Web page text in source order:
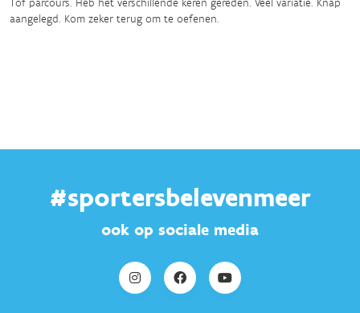
Tof parcours. Heb het verschillende keren gereden. Veel variatie. Knap
aangelegd. Kom zeker terug om te oefenen.
#sportersbelevenmeer
ook op sociale media